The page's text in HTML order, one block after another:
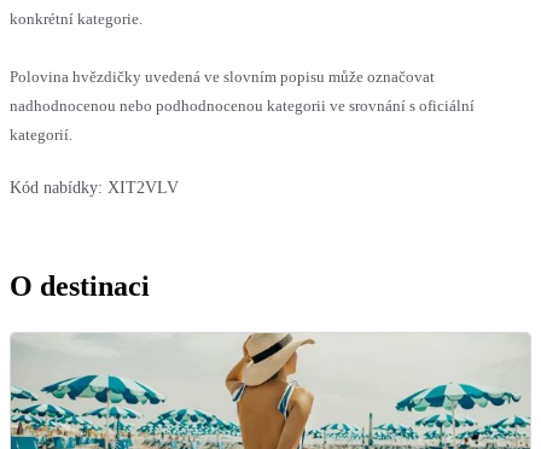
konkrétní kategorie.
Polovina hvězdičky uvedená ve slovním popisu může označovat
nadhodnocenou nebo podhodnocenou kategorii ve srovnání s oficiální
kategorií.
Kód nabídky: XIT2VLV
O destinaci